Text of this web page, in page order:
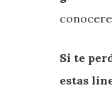
Si te
estas